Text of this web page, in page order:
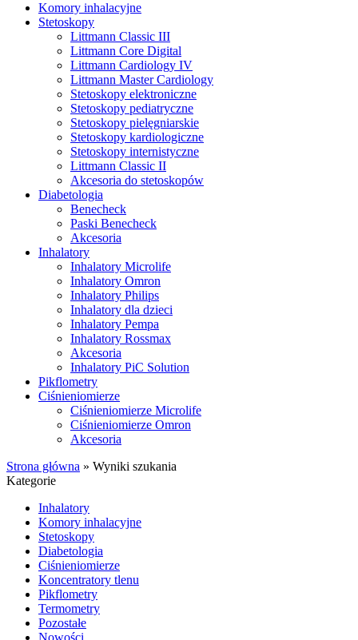
Komory inhalacyjne
Stetoskopy
Littmann Classic III
Littmann Core Digital
Littmann Cardiology IV
Littmann Master Cardiology
Stetoskopy elektroniczne
Stetoskopy pediatryczne
Stetoskopy pielęgniarskie
Stetoskopy kardiologiczne
Stetoskopy internistyczne
Littmann Classic II
Akcesoria do stetoskopów
Diabetologia
Benecheck
Paski Benecheck
Akcesoria
Inhalatory
Inhalatory Microlife
Inhalatory Omron
Inhalatory Philips
Inhalatory dla dzieci
Inhalatory Pempa
Inhalatory Rossmax
Akcesoria
Inhalatory PiC Solution
Pikflometry
Ciśnieniomierze
Ciśnieniomierze Microlife
Ciśnieniomierze Omron
Akcesoria
Strona główna » Wyniki szukania
Kategorie
Inhalatory
Komory inhalacyjne
Stetoskopy
Diabetologia
Ciśnieniomierze
Koncentratory tlenu
Pikflometry
Termometry
Pozostałe
Nowości